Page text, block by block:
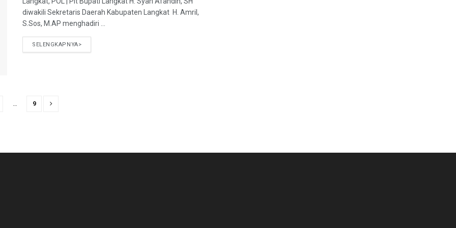
diwakili Sekretaris Daerah Kabupaten Langkat H. Amril,
S.Sos, M.AP menghadiri ...
SELENGKAPNYA>
9